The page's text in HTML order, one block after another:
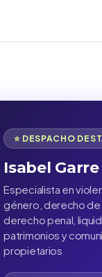
⭐ DESPACHO
Isabel Garre
Especialista en
género, derecho de
derecho penal,
patrimonios y
propietarios